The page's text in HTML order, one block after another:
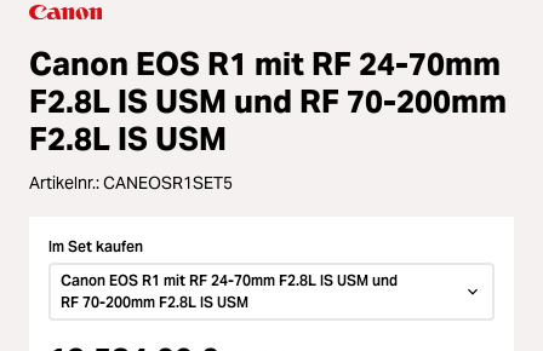
Loading...Zubehör
Loading...Licht & Studio
Loading...Bildbearbeitung
Loading...
Ferngläser
Loading...
Second Hand
Canon EOS R1 mit RF 24-70mm
F2.8L IS USM und RF 70-200mm
F2.8L IS USM
Artikelnr.:CANEOSR1SET5
Im Set kaufen
Canon EOS R1 mit RF 24-70mm F2.8L IS USM und
RF 70-200mm F2.8L IS USM